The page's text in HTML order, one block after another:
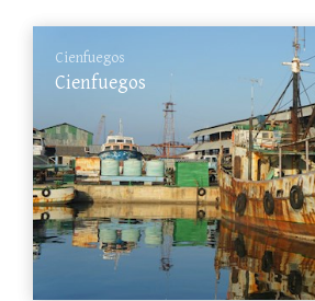
Cienfuegos
Cienfuegos